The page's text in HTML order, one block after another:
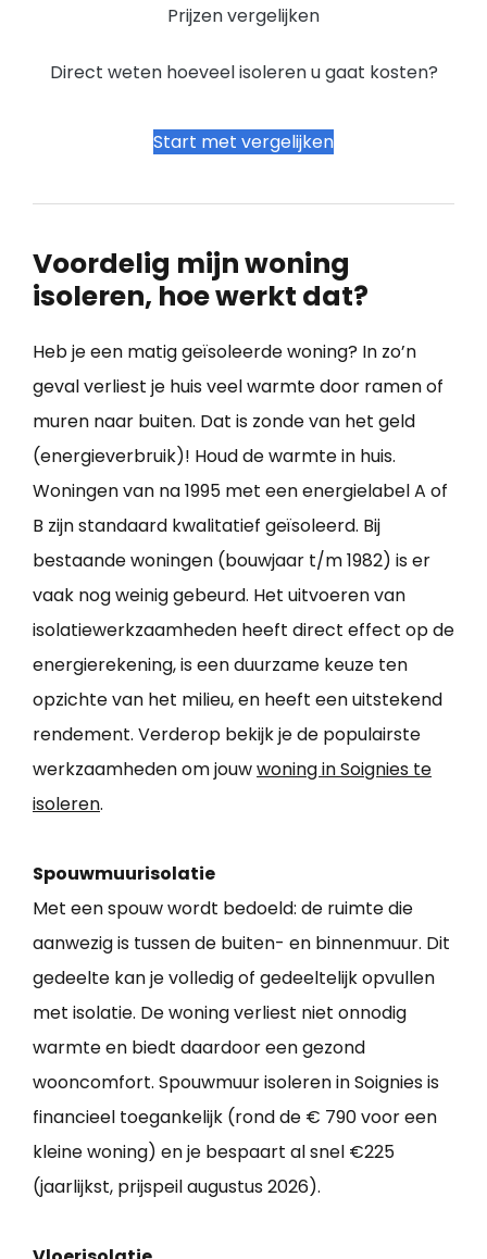
Prijzen vergelijken
Direct weten hoeveel isoleren u gaat kosten?
Start met vergelijken
Voordelig mijn woning
isoleren, hoe werkt dat?
Heb je een matig geïsoleerde woning? In zo’n
geval verliest je huis veel warmte door ramen of
muren naar buiten. Dat is zonde van het geld
(energieverbruik)! Houd de warmte in huis.
Woningen van na 1995 met een energielabel A of
B zijn standaard kwalitatief geïsoleerd. Bij
bestaande woningen (bouwjaar t/m 1982) is er
vaak nog weinig gebeurd. Het uitvoeren van
isolatiewerkzaamheden heeft direct effect op de
energierekening, is een duurzame keuze ten
opzichte van het milieu, en heeft een uitstekend
rendement. Verderop bekijk je de populairste
werkzaamheden om jouwwoning in Soignies te
isoleren.
Spouwmuurisolatie
Met een spouw wordt bedoeld: de ruimte die
aanwezig is tussen de buiten- en binnenmuur. Dit
gedeelte kan je volledig of gedeeltelijk opvullen
met isolatie. De woning verliest niet onnodig
warmte en biedt daardoor een gezond
wooncomfort. Spouwmuur isoleren in Soignies is
financieel toegankelijk (rond de € 790 voor een
kleine woning) en je bespaart al snel €225
(jaarlijkst, prijspeil augustus 2026).